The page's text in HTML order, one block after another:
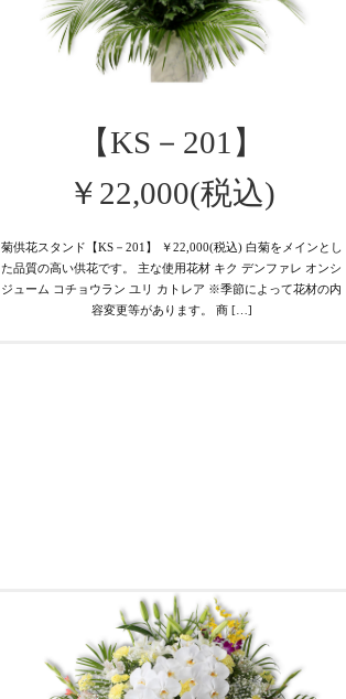
【KS－201】
￥22,000(税込)
菊供花スタンド【KS－201】 ￥22,000(税込) 白菊をメインとし
た品質の高い供花です。 主な使用花材 キク デンファレ オンシ
ジューム コチョウラン ユリ カトレア ※季節によって花材の内
容変更等があります。 商 […]